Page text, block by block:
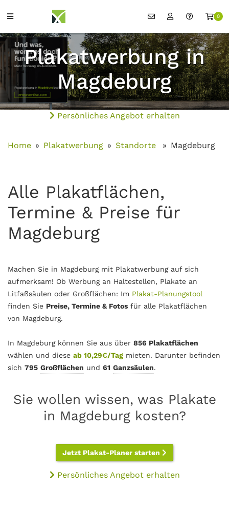
0
Plakatwerbung in
Magdeburg
Persönliches Angebot erhalten
Home Plakatwerbung Standorte Magdeburg
Alle Plakatflächen,
Termine & Preise für
Magdeburg
Machen Sie in Magdeburg mit Plakatwerbung auf sich
aufmerksam! Ob Werbung an Haltestellen, Plakate an
Litfaßsäulen oder Großflächen: Im Plakat-Planungstool
finden Sie Preise, Termine & Fotos für alle Plakatflächen
von Magdeburg.
In Magdeburg können Sie aus über 856 Plakatflächen
wählen und diese ab 10,29€/Tag mieten. Darunter befinden
sich 795 Großflächen und 61 Ganzsäulen.
Sie wollen wissen, was Plakate
in Magdeburg kosten?
Jetzt Plakat-Planer starten
Persönliches Angebot erhalten